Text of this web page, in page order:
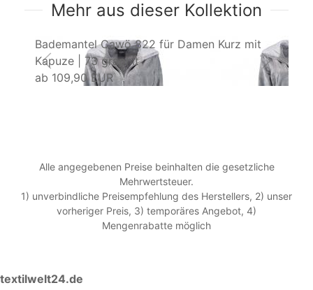
Mehr aus dieser Kollektion
Bademantel Cawö 822 für Damen Kurz mit
Kapuze | 73 graphit
ab 109,90 EUR
Alle angegebenen Preise beinhalten die gesetzliche
Mehrwertsteuer.
1) unverbindliche Preisempfehlung des Herstellers, 2) unser
vorheriger Preis, 3) temporäres Angebot, 4)
Mengenrabatte möglich
textilwelt24.de